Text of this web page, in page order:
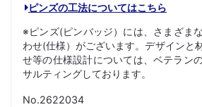
ピンズの工法についてはこちら
※ピンズ(ピンバッジ）には、さまざま
わせ(仕様）がございます。デザインと
せ等の仕様設計については、ベテラン
サルティングしております。
No.2622034